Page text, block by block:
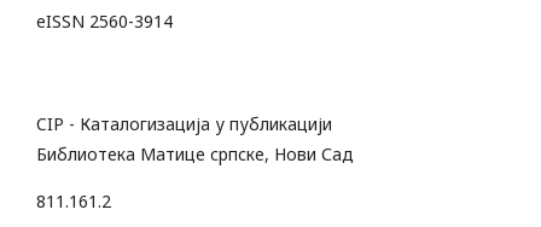
eISSN 2560-3914
CIP - Каталогизација у публикацији
Библиотека Матице српске, Нови Сад
811.161.2